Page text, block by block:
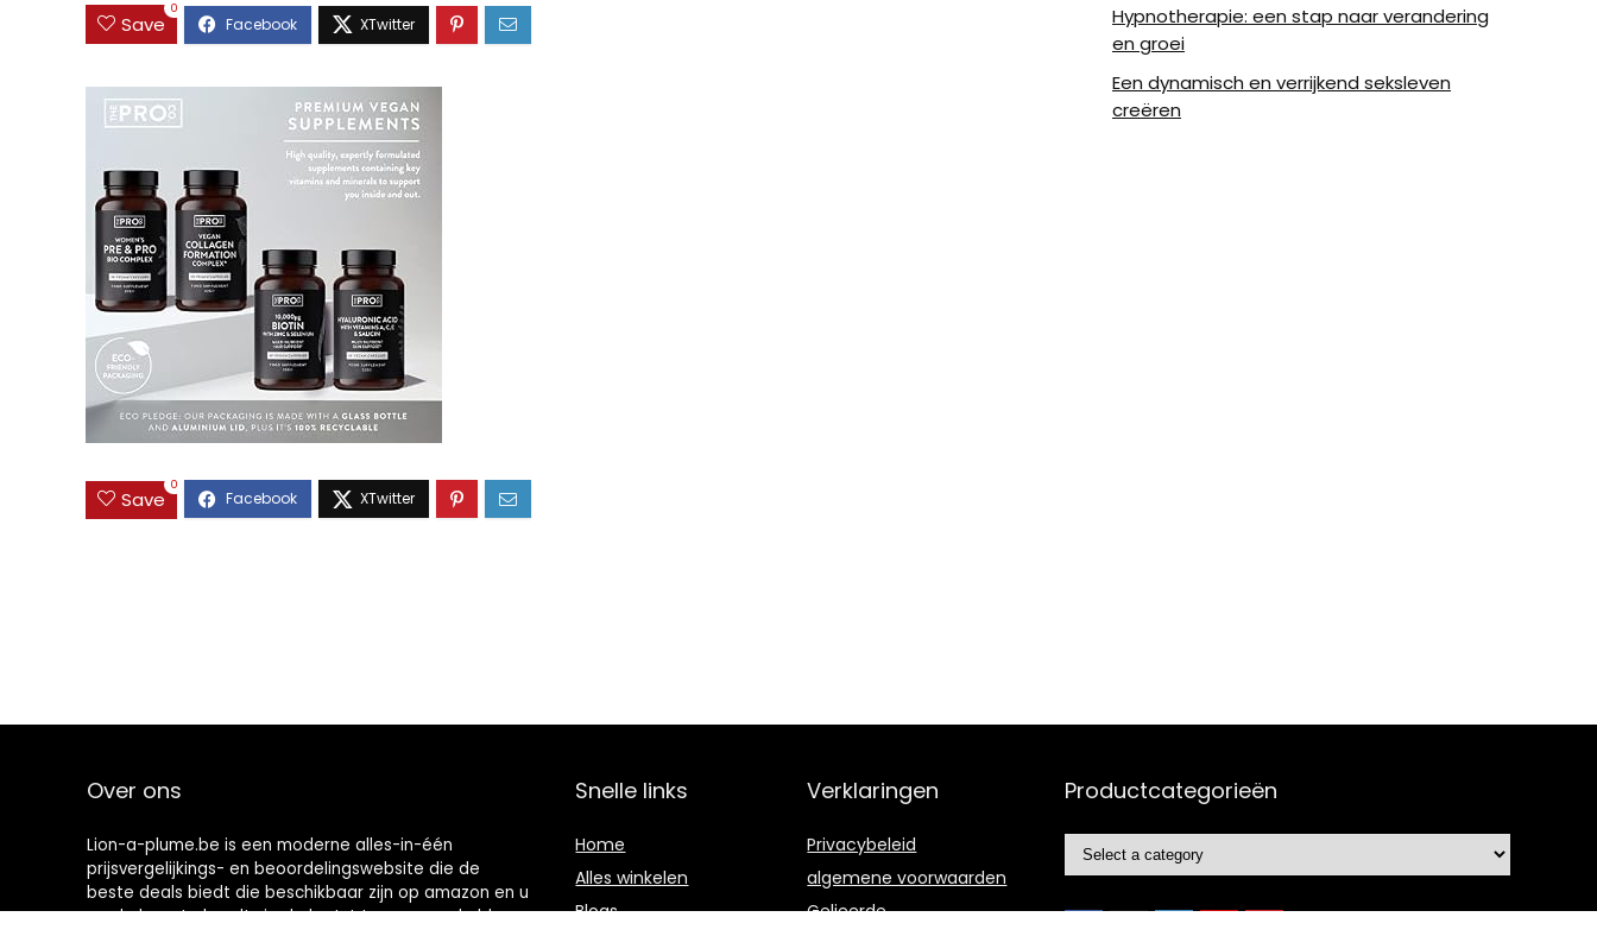
Save
0
Save
0
Hypnotherapie: een stap naar verandering
en groei
Een dynamisch en verrijkend seksleven
creëren
Over ons
Lion-a-plume.be is een moderne alles-in-één
prijsvergelijkings- en beoordelingswebsite die de
beste deals biedt die beschikbaar zijn op amazon en u
op de hoogte houdt via de laatst toegevoegde blogs.
Snelle links
Home
Alles winkelen
Blogs
Verklaringen
Privacybeleid
algemene voorwaarden
Gelieerde
Productcategorieën